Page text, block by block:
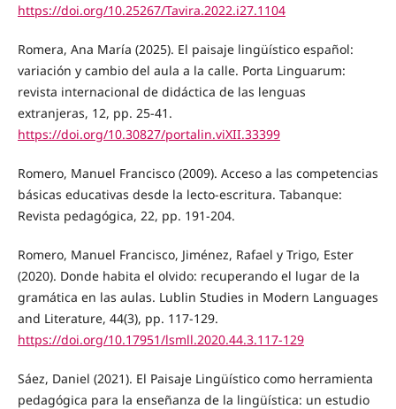
https://doi.org/10.25267/Tavira.2022.i27.1104
Romera, Ana María (2025). El paisaje lingüístico español:
variación y cambio del aula a la calle. Porta Linguarum:
revista internacional de didáctica de las lenguas
extranjeras, 12, pp. 25-41.
https://doi.org/10.30827/portalin.viXII.33399
Romero, Manuel Francisco (2009). Acceso a las competencias
básicas educativas desde la lecto-escritura. Tabanque:
Revista pedagógica, 22, pp. 191-204.
Romero, Manuel Francisco, Jiménez, Rafael y Trigo, Ester
(2020). Donde habita el olvido: recuperando el lugar de la
gramática en las aulas. Lublin Studies in Modern Languages
and Literature, 44(3), pp. 117-129.
https://doi.org/10.17951/lsmll.2020.44.3.117-129
Sáez, Daniel (2021). El Paisaje Lingüístico como herramienta
pedagógica para la enseñanza de la lingüística: un estudio